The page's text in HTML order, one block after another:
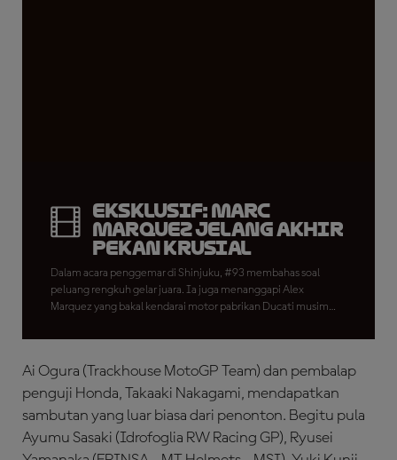
Eksklusif: Marc
Marquez Jelang Akhir
Pekan Krusial
Dalam acara penggemar di Shinjuku, #93 membahas soal
peluang rengkuh gelar juara. Ia juga menanggapi Alex
Marquez yang bakal kendarai motor pabrikan Ducati musim
Ai Ogura (Trackhouse MotoGP Team) dan pembalap
penguji Honda, Takaaki Nakagami, mendapatkan
sambutan yang luar biasa dari penonton. Begitu pula
Ayumu Sasaki (Idrofoglia RW Racing GP), Ryusei